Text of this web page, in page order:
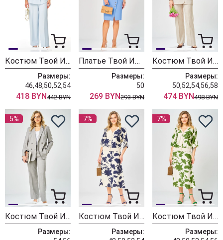
Костюм Твой Имидж 2404 небесно-голубой
Размеры:
46,48,50,52,54
418 BYN442 BYN
Платье Твой Имидж 2395 голубой
Размеры:
50
269 BYN293 BYN
Костюм Твой Имидж 2363 бежевый в полоску
Размеры:
50,52,54,56,58
474 BYN498 BYN
5%
Костюм Твой Имидж 2362 серый в полоску
Размеры:
7%
Костюм Твой Имидж 2387 молочный+синий принт
Размеры:
7%
Костюм Твой Имидж 2386 молочный+зеленый принт
Размеры: